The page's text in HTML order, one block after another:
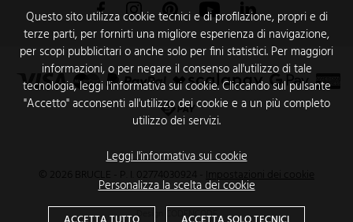
Questo sito utilizza cookie tecnici e di profilazione, propri e di
terze parti, per fornirti una migliore esperienza di navigazione,
per scopi pubblicitari o anche solo per fini statistici. Per maggiori
informazioni, o per negare il consenso all'utilizzo di tale
tecnologia, leggi l'informativa sui cookie. Cliccando sul pulsante
"Accetto" acconsenti all'utilizzo dei cookie e a un più completo
utilizzo dei servizi.
Leggi l'informativa sui cookie
Personalizza la scelta dei cookie
FacebookInstagramPinterest YouTube
© 2026 BRUCLE - P. I. 02774030924 Impostazioni dei cookie
Design CODENCODE